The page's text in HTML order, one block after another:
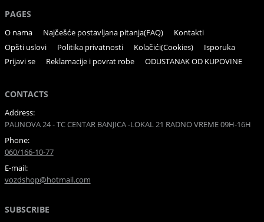
PAGES
O nama Najčešće postavljana pitanja(FAQ)
Kontakti
Opšti uslovi
Politika privatnosti Kolačići(Cookies)
Isporuka
Prijavi se
Reklamacije i povrat robe ODUSTANAK OD KUPOVINE
CONTACTS
Address:
PAUNOVA 24 - TC CENTAR BANJICA -LOKAL 21 RADNO VREME 09H-16H
Phone:
060/166-10-77
E-mail:
vozdshop@hotmail.com
SUBSCRIBE